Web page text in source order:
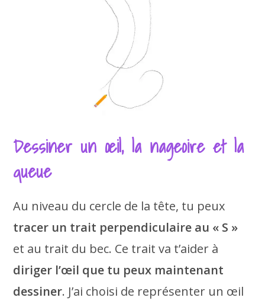
Dessiner un œil, la nageoire et la
queue
Au niveau du cercle de la tête, tu peux
tracer un trait perpendiculaire au « S »
et au trait du bec. Ce trait va t’aider à
diriger l’œil que tu peux maintenant
dessiner. J’ai choisi de représenter un œil